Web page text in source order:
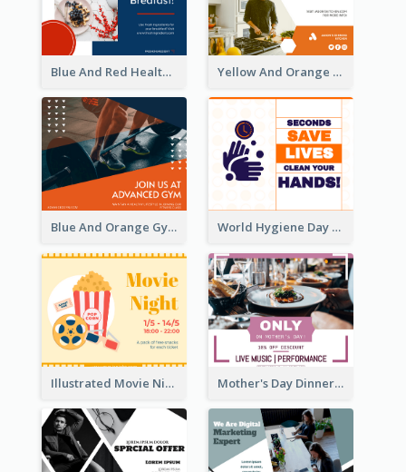
Blue And Red Healthy Food Ingredients Cooking Facebook Post Yellow And Orange Kitchen Photo Cooking Class Facebook Post
Blue And Orange Gym Photo Fitness Centre Facebook Post World Hygiene Day Facebook Post
Illustrated Movie Night Facebook Post With Details Mother's Day Dinner Discount Facebook Post